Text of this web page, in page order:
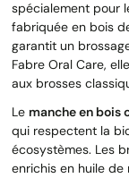
spécialement pour
fabriquée en bois
garantit un
Fabre Oral Care,
aux brosses
Le manche en bois
qui respectent la
écosystèmes. Les
enrichis en huile de